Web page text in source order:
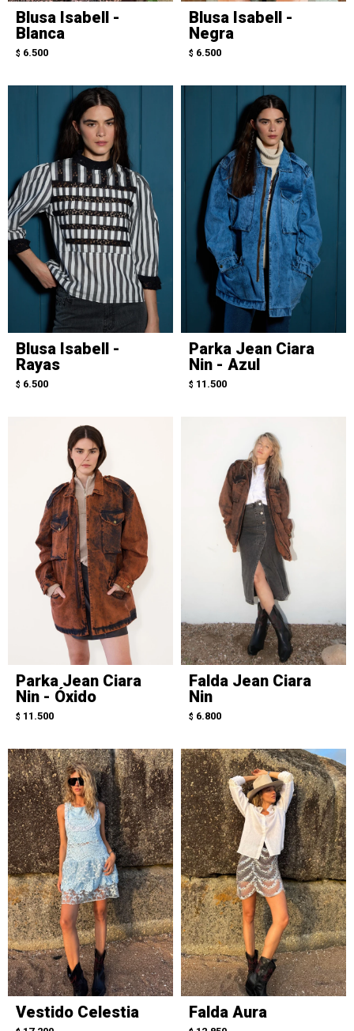
Blusa Isabell -
Blanca
$ 6.500
Blusa Isabell -
Negra
$ 6.500
Blusa Isabell -
Rayas
$ 6.500
Parka Jean Ciara
Nin - Azul
$ 11.500
Parka Jean Ciara
Nin - Óxido
$ 11.500
Falda Jean Ciara
Nin
$ 6.800
Vestido Celestia Falda Aura